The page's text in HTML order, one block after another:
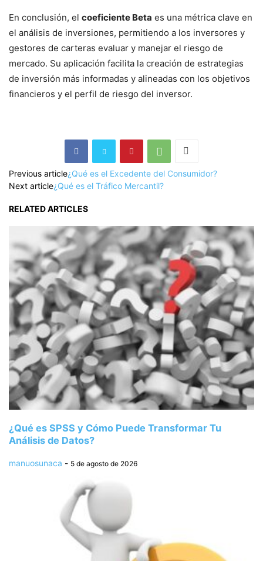
En conclusión, el coeficiente Beta es una métrica clave en
el análisis de inversiones, permitiendo a los inversores y
gestores de carteras evaluar y manejar el riesgo de
mercado. Su aplicación facilita la creación de estrategias
de inversión más informadas y alineadas con los objetivos
financieros y el perfil de riesgo del inversor.
Previous article¿Qué es el Excedente del Consumidor?
Next article¿Qué es el Tráfico Mercantil?
RELATED ARTICLES
¿Qué es SPSS y Cómo Puede Transformar Tu
Análisis de Datos?
manuosunaca - 5 de agosto de 2026